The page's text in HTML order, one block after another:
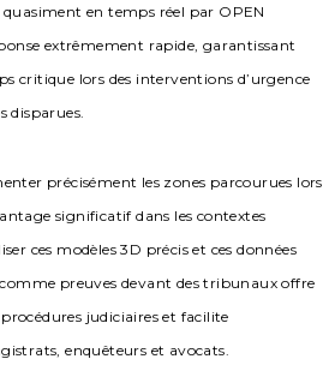
en temps réel par OPEN
extrêmement rapide, garantissant
critique lors des interventions d’urgence
disparues.
précisément les zones parcourues lors
significatif dans les contextes
ces modèles 3D précis et ces données
preuves devant des tribunaux offre
judiciaires et facilite
enquêteurs et avocats.